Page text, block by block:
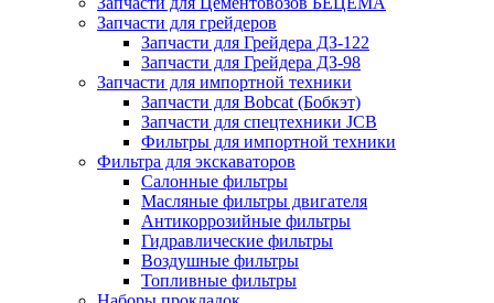
Запчасти для грейдеров
Запчасти для Грейдера ДЗ-122
Запчасти для Грейдера ДЗ-98
Запчасти для импортной техники
Запчасти для Bobcat (Бобкэт)
Запчасти для спецтехники JCB
Фильтры для импортной техники
Фильтра для экскаваторов
Салонные фильтры
Масляные фильтры двигателя
Антикоррозийные фильтры
Гидравлические фильтры
Воздушные фильтры
Топливные фильтры